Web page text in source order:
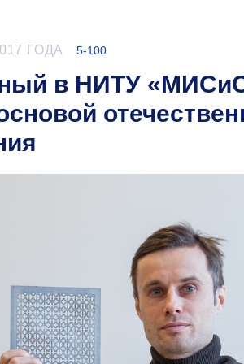
ГОДА 5-100
в НИТУ